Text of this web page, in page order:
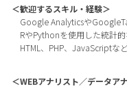
＜歓迎するスキル・経験＞
Google Analyticsや
RやPythonを使用した統計
HTML、PHP、JavaScriptな
＜WEBアナリスト／データア